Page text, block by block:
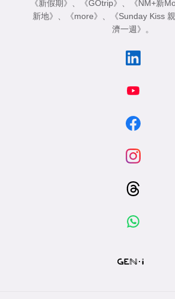
《新假期》
《GOtrip》 《NM+新
新地》
《more》 《Sunday Kiss
濟一週》
。